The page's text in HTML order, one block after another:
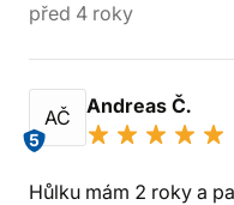
před 4 roky
AČ
5
Andreas Č.
Hůlku mám 2 roky a